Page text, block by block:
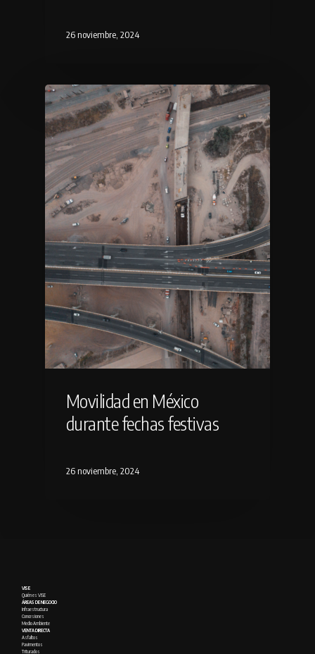
26 noviembre, 2024
Movilidad en México
durante fechas festivas
26 noviembre, 2024
VISE
Quién es VISE
ÁREAS DE NEGOCIO
Infraestructura
Concesiones
Medio Ambiente
VENTA DIRECTA
Asfaltos
Pavimentos
Triturados